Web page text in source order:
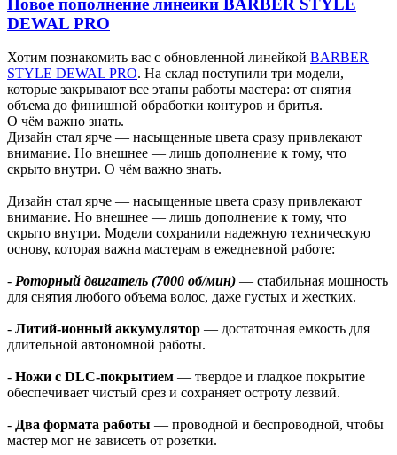
DEWAL PRO
Хотим познакомить вас с обновленной линейкой BARBER
STYLE DEWAL PRO. На склад поступили три модели,
которые закрывают все этапы работы мастера: от снятия
объема до финишной обработки контуров и бритья.
О чём важно знать.
Дизайн стал ярче — насыщенные цвета сразу привлекают
внимание. Но внешнее — лишь дополнение к тому, что
скрыто внутри. О чём важно знать.
Дизайн стал ярче — насыщенные цвета сразу привлекают
внимание. Но внешнее — лишь дополнение к тому, что
скрыто внутри. Модели сохранили надежную техническую
основу, которая важна мастерам в ежедневной работе:
- Роторный двигатель (7000 об/мин) — стабильная мощность
для снятия любого объема волос, даже густых и жестких.
- Литий-ионный аккумулятор — достаточная емкость для
длительной автономной работы.
- Ножи с DLC-покрытием — твердое и гладкое покрытие
обеспечивает чистый срез и сохраняет остроту лезвий.
- Два формата работы — проводной и беспроводной, чтобы
мастер мог не зависеть от розетки.